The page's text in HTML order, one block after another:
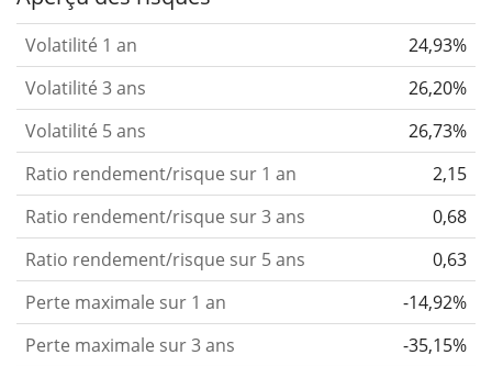
Volatilité 1 an
24,93%
Volatilité 3 ans
26,20%
Volatilité 5 ans
26,73%
Ratio rendement/risque sur 1 an
2,15
Ratio rendement/risque sur 3 ans
0,68
Ratio rendement/risque sur 5 ans
0,63
Perte maximale sur 1 an
-14,92%
Perte maximale sur 3 ans
-35,15%